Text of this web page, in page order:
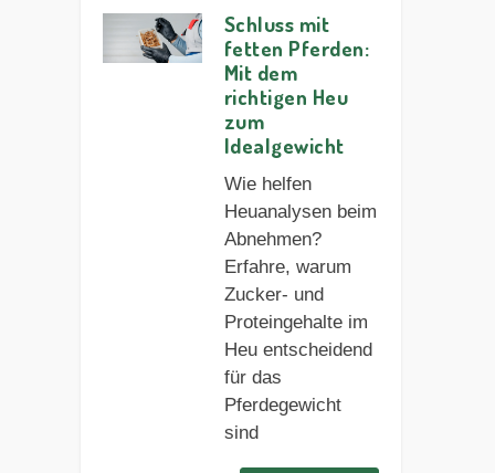
Schluss mit
fetten Pferden:
Mit dem
richtigen Heu
zum
Idealgewicht
Wie helfen
Heuanalysen beim
Abnehmen?
Erfahre, warum
Zucker- und
Proteingehalte im
Heu entscheidend
für das
Pferdegewicht
sind